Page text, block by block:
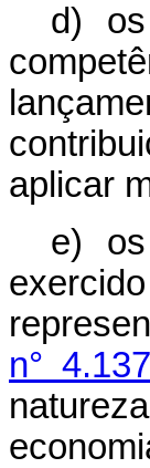
d)
aplicar
e)
n°